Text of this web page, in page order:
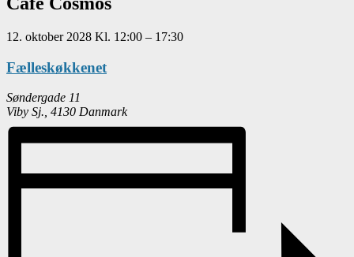
12. oktober 2028 Kl. 12:00 – 17:30
Fælleskøkkenet
Søndergade 11
Viby Sj. 4130 Danmark